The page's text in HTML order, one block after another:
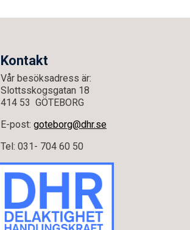
Kontakt
Vår besöksadress är:
Slottsskogsgatan 18
414 53 GÖTEBORG
E-post: goteborg@dhr.se
Tel: 031- 704 60 50